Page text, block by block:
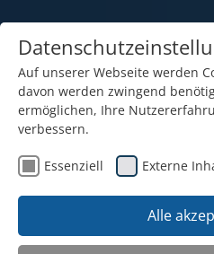
Auf unserer Webseite werden
davon werden zwingend
ermöglichen, Ihre
verbessern.
Essenziell Externe
Alle